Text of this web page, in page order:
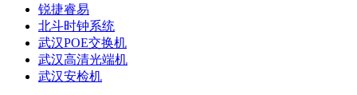
锐捷睿易
北斗时钟系统
武汉POE交换机
武汉高清光端机
武汉安检机